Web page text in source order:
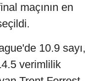
maçının en
10.9 sayı,
verimlilik